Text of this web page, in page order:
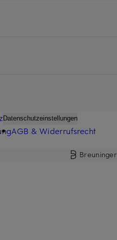
Datenschutzeinstellungen
AGB & Widerrufsrecht
Breuninger